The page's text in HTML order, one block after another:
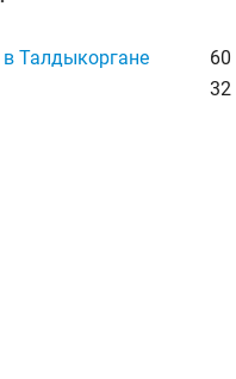
Талдыкоргане
60
32